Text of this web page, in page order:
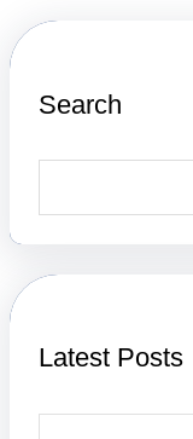
Search
a
h
Latest Posts